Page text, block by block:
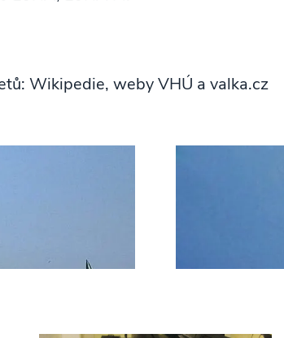
Wikipedie, weby VHÚ a valka.cz